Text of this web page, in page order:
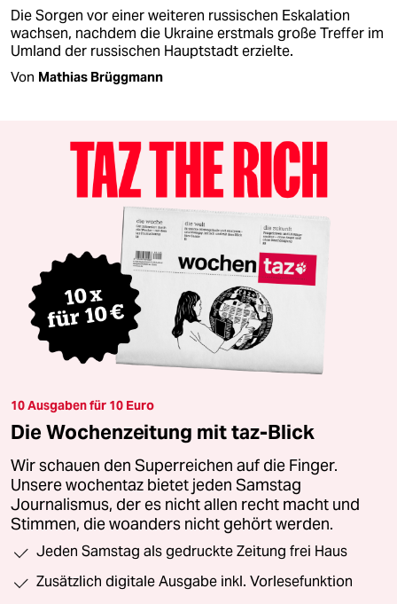
Die Sorgen vor einer weiteren russischen Eskalation
wachsen, nachdem die Ukraine erstmals große Treffer im
Umland der russischen Hauptstadt erzielte.
Von Mathias Brüggmann
10 Ausgaben für 10 Euro
Die Wochenzeitung mit taz-Blick
Wir schauen den Superreichen auf die Finger.
Unsere wochentaz bietet jeden Samstag
Journalismus, der es nicht allen recht macht und
Stimmen, die woanders nicht gehört werden.
Jeden Samstag als gedruckte Zeitung frei Haus
Zusätzlich digitale Ausgabe inkl. Vorlesefunktion